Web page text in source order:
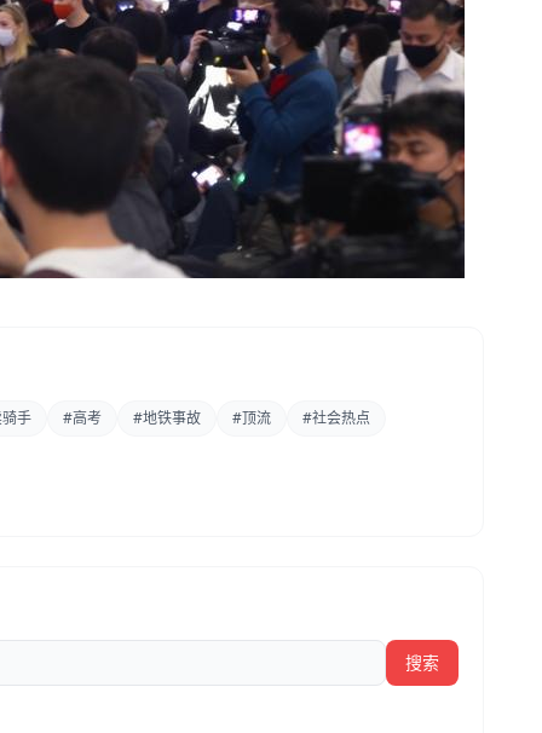
手 #高考 #地铁事故 #顶流 #社会热点
搜索